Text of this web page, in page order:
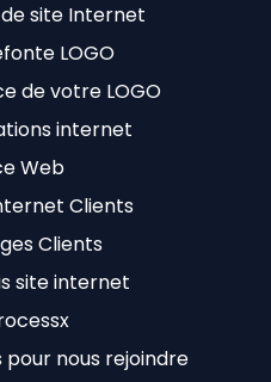
site Internet
LOGO
de votre LOGO
internet
Web
Clients
Clients
site internet
nous rejoindre